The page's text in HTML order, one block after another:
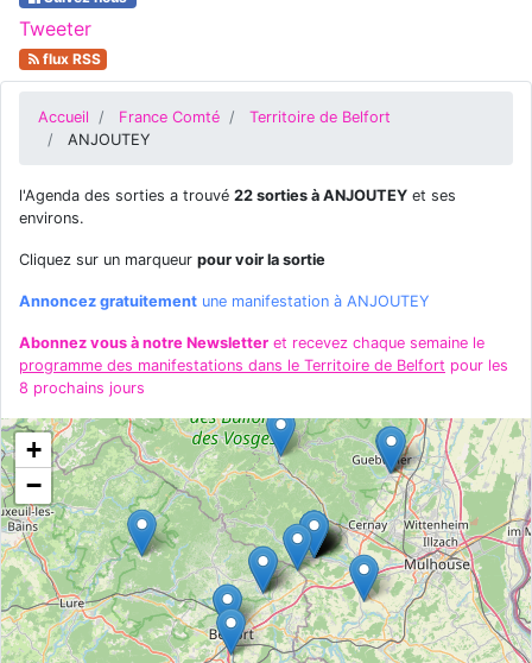
Tweeter
flux RSS
Accueil France Comté
Territoire de Belfort
ANJOUTEY
l'Agenda des sorties a trouvé 22 sorties à ANJOUTEY et ses
environs.
Cliquez sur un marqueur pour voir la sortie
Annoncez gratuitement une manifestation à ANJOUTEY
Abonnez vous à notre Newsletter et recevez chaque semaine le
programme des manifestations dans le Territoire de Belfort pour les
8 prochains jours
+
−